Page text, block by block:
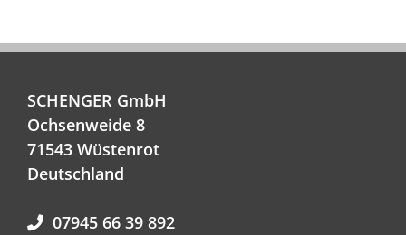
SCHENGER GmbH
Ochsenweide 8
71543 Wüstenrot
Deutschland
07945 66 39 892